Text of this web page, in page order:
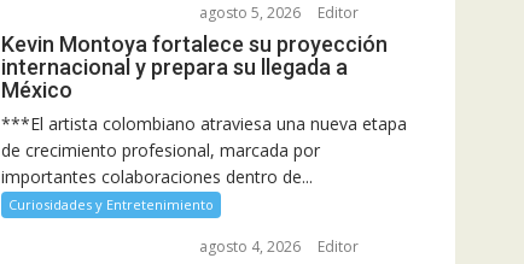
agosto 5, 2026 Editor
Kevin Montoya fortalece su proyección
internacional y prepara su llegada a
México
***El artista colombiano atraviesa una nueva etapa
de crecimiento profesional, marcada por
importantes colaboraciones dentro de...
Curiosidades y Entretenimiento
agosto 4, 2026 Editor